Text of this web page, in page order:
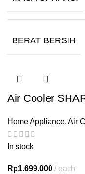
BERAT BERSIH
Air Cooler
Home Appliance, Air
In stock
Rp1.699.000 each